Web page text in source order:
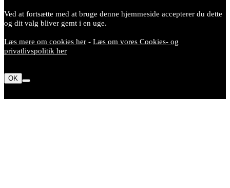
Ved at fortsætte med at bruge denne hjemmeside accepterer du dette
og dit valg bliver gemt i en uge.
Læs mere om cookies her - Læs om vores Cookies- og
privatlivspolitik her
OK